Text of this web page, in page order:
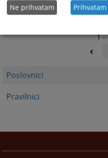
Poslovnici
Pravilnici
1 -
Ne prihvatam